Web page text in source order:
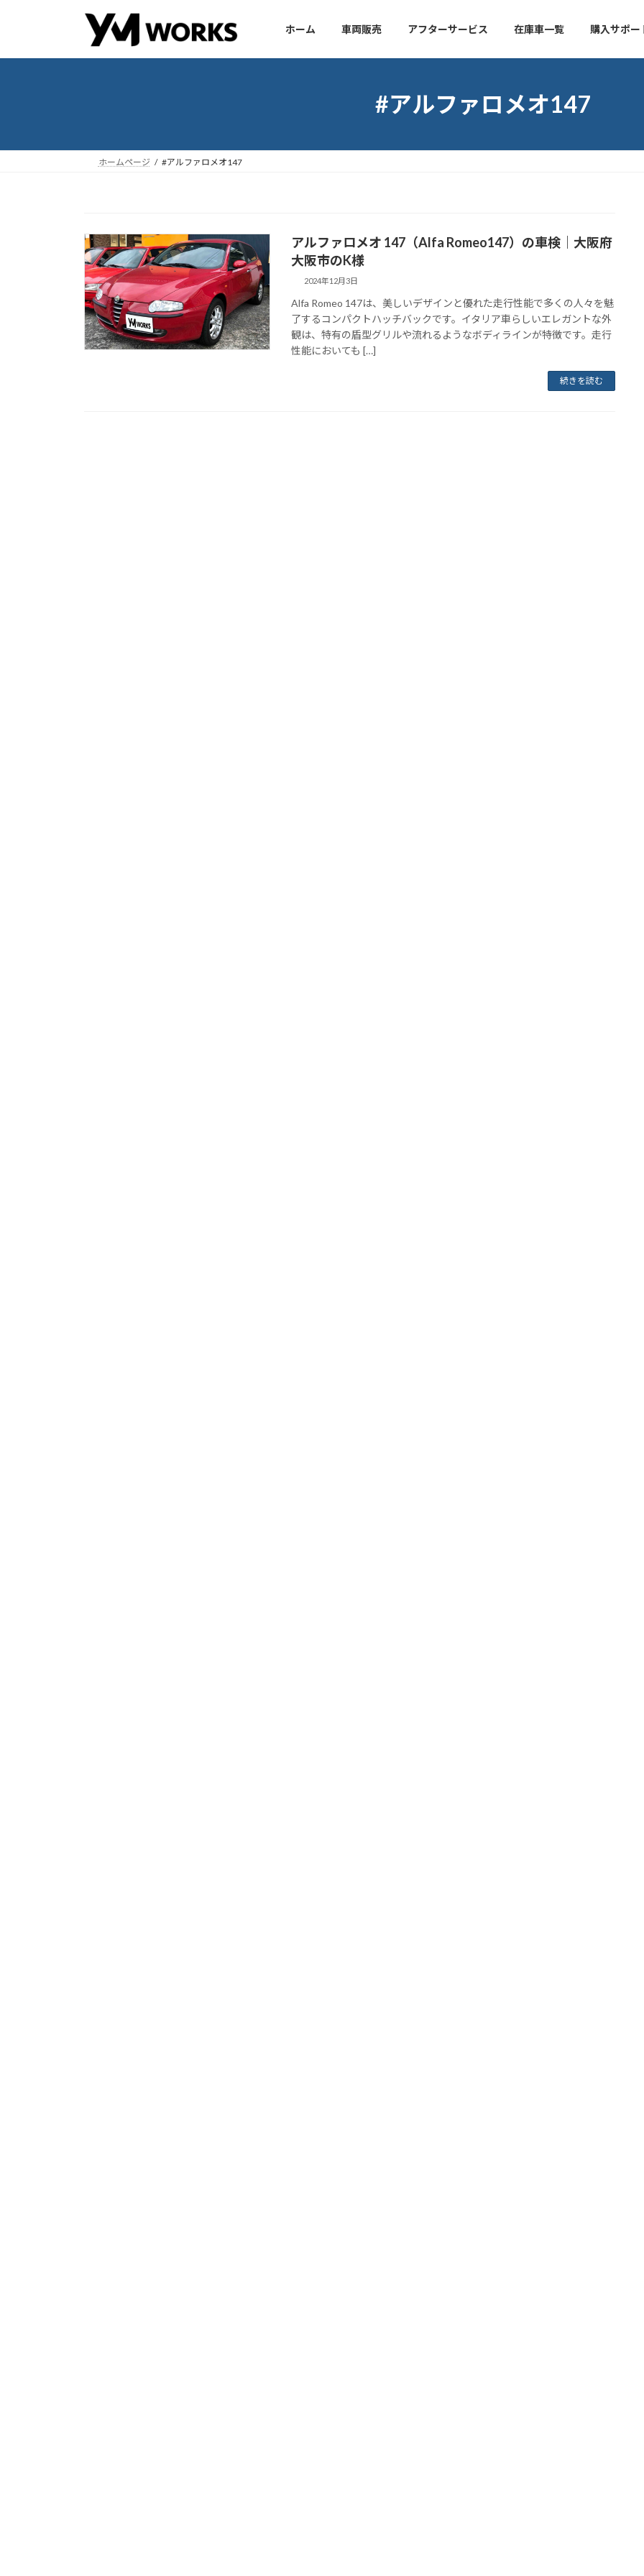
ン
ー
ホーム 車両販売 アフターサービス 在庫車一覧 購入サポー
#アルファロメオ147
ホームページ #アルファロメオ147
アルファロメオ 147（Alfa Romeo147）の車検｜大阪府
大阪市のK様
2024年12月3日
Alfa Romeo 147は、美しいデザインと優れた走行性能で多くの人々を魅
了するコンパクトハッチバックです。イタリア車らしいエレガントな外
観は、特有の盾型グリルや流れるようなボディラインが特徴です。走行
性能においても […]
続きを読む